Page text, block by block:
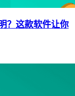
？这款软件让你